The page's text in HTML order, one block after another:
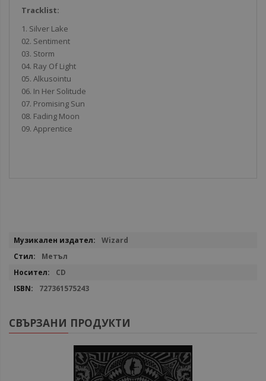
Tracklist:
1. Silver Lake
02. Sentiment
03. Storm
04. Ray Of Light
05. Alkusointu
06. In Her Solitude
07. Promising Sun
08. Fading Moon
09. Apprentice
Повече
Wizard
Метъл
CD
727361575243
СВЪРЗАНИ ПРОДУКТИ